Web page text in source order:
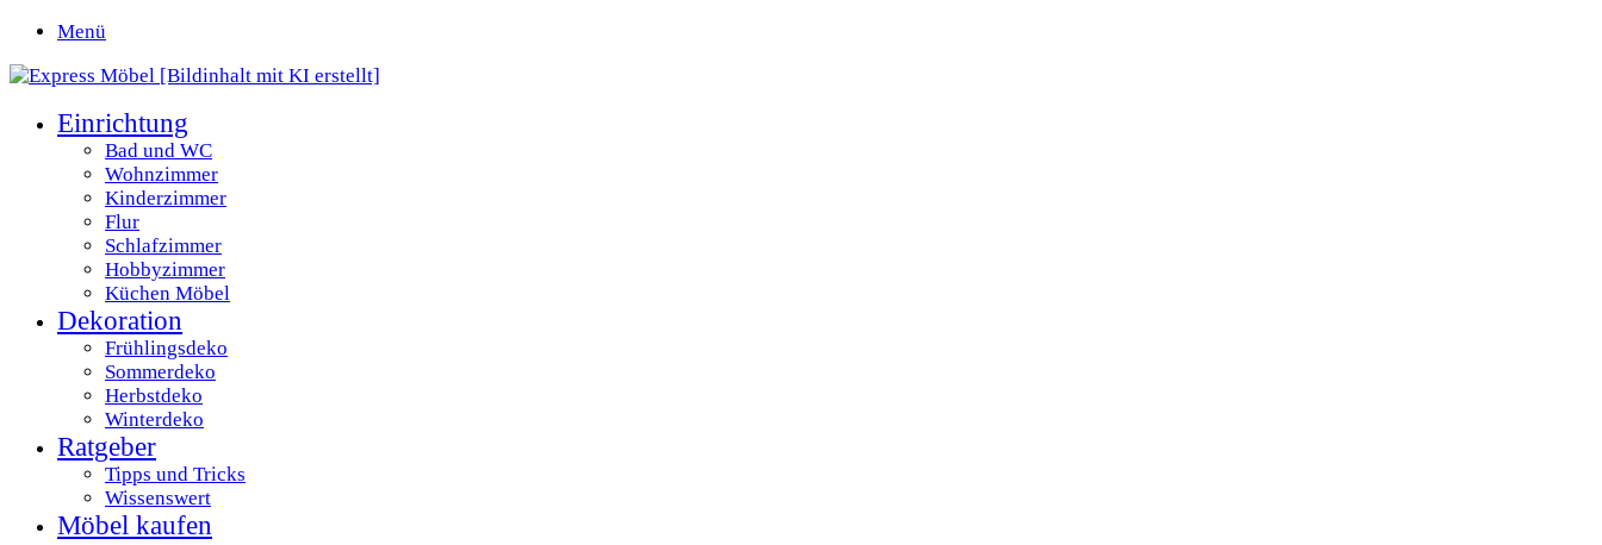
Menü
Einrichtung
Bad und WC
Wohnzimmer
Kinderzimmer
Flur
Schlafzimmer
Hobbyzimmer
Küchen Möbel
Dekoration
Frühlingsdeko
Sommerdeko
Herbstdeko
Winterdeko
Ratgeber
Tipps und Tricks
Wissenswert
Möbel kaufen